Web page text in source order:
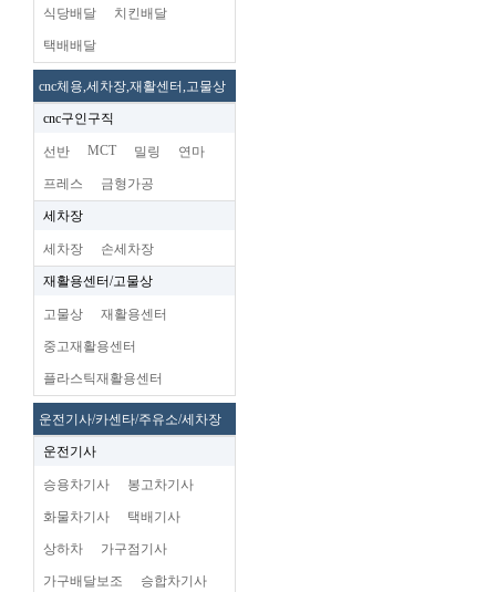
식당배달 치킨배달
택배배달
cnc체용,세차장,재활센터,고물상
cnc구인구직
선반 MCT 밀링 연마
프레스 금형가공
세차장
세차장 손세차장
재활용센터/고물상
고물상 재활용센터
중고재활용센터
플라스틱재활용센터
운전기사/카센타/주유소/세차장
운전기사
승용차기사 봉고차기사
화물차기사 택배기사
상하차 가구점기사
가구배달보조 승합차기사